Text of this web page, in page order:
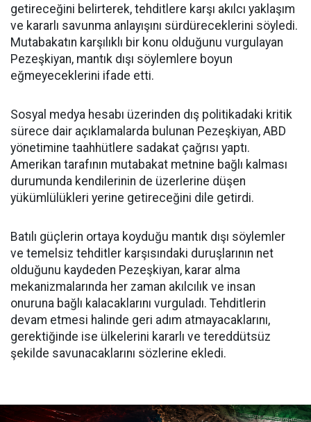
getireceğini belirterek, tehditlere karşı akılcı yaklaşım
ve kararlı savunma anlayışını sürdüreceklerini söyledi.
Mutabakatın karşılıklı bir konu olduğunu vurgulayan
Pezeşkiyan, mantık dışı söylemlere boyun
eğmeyeceklerini ifade etti.
Sosyal medya hesabı üzerinden dış politikadaki kritik
sürece dair açıklamalarda bulunan Pezeşkiyan, ABD
yönetimine taahhütlere sadakat çağrısı yaptı.
Amerikan tarafının mutabakat metnine bağlı kalması
durumunda kendilerinin de üzerlerine düşen
yükümlülükleri yerine getireceğini dile getirdi.
Batılı güçlerin ortaya koyduğu mantık dışı söylemler
ve temelsiz tehditler karşısındaki duruşlarının net
olduğunu kaydeden Pezeşkiyan, karar alma
mekanizmalarında her zaman akılcılık ve insan
onuruna bağlı kalacaklarını vurguladı. Tehditlerin
devam etmesi halinde geri adım atmayacaklarını,
gerektiğinde ise ülkelerini kararlı ve tereddütsüz
şekilde savunacaklarını sözlerine ekledi.